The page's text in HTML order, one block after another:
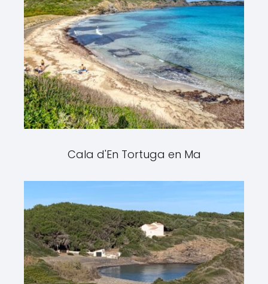
Cala d'En Tortuga en Ma